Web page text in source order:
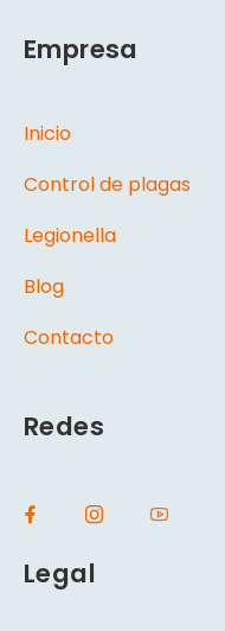
Empresa
Inicio
Control de plagas
Legionella
Blog
Contacto
Redes
Legal